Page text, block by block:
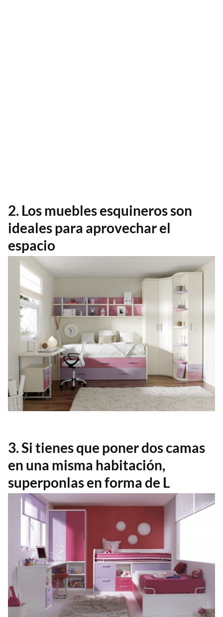
2. Los muebles esquineros son
ideales para aprovechar el
espacio
3. Si tienes que poner dos camas
en una misma habitación,
superponlas en forma de L